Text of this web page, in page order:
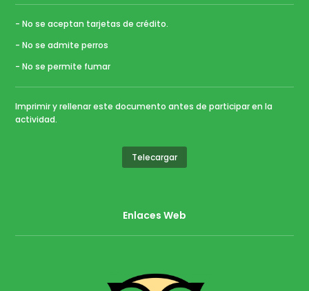
- No se aceptan tarjetas de crédito.
- No se admite perros
- No se permite fumar
Imprimir y rellenar este documento antes de participar en la
actividad.
Telecargar
Enlaces Web